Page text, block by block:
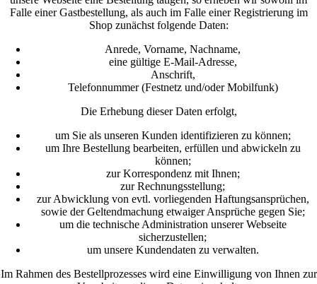
Falle einer Gastbestellung, als auch im Falle einer Registrierung im
Shop zunächst folgende Daten:
Anrede, Vorname, Nachname,
eine gültige E-Mail-Adresse,
Anschrift,
Telefonnummer (Festnetz und/oder Mobilfunk)
Die Erhebung dieser Daten erfolgt,
um Sie als unseren Kunden identifizieren zu können;
um Ihre Bestellung bearbeiten, erfüllen und abwickeln zu
können;
zur Korrespondenz mit Ihnen;
zur Rechnungsstellung;
zur Abwicklung von evtl. vorliegenden Haftungsansprüchen,
sowie der Geltendmachung etwaiger Ansprüche gegen Sie;
um die technische Administration unserer Webseite
sicherzustellen;
um unsere Kundendaten zu verwalten.
Im Rahmen des Bestellprozesses wird eine Einwilligung von Ihnen zur